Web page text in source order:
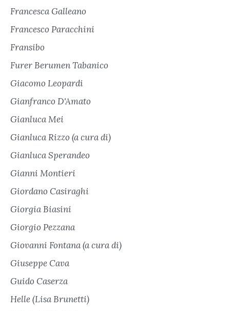
Francesca Galleano
Francesco Paracchini
Fransibo
Furer Berumen Tabanico
Giacomo Leopardi
Gianfranco D'Amato
Gianluca Mei
Gianluca Rizzo (a cura di)
Gianluca Sperandeo
Gianni Montieri
Giordano Casiraghi
Giorgia Biasini
Giorgio Pezzana
Giovanni Fontana (a cura di)
Giuseppe Cava
Guido Caserza
Helle (Lisa Brunetti)